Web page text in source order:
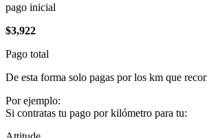
pago inicial
$3,922
Pago total
De esta forma solo pagas por los km que
Por ejemplo:
Si contratas tu pago por kilómetro para tu: